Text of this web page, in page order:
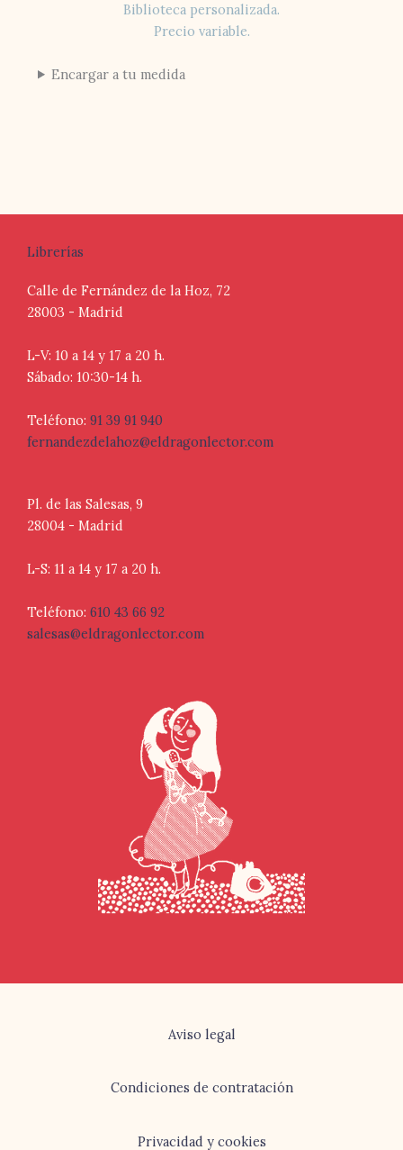
Biblioteca personalizada.
Precio variable.
Encargar a tu medida
Librerías
Calle de Fernández de la Hoz, 72
28003 - Madrid
L-V: 10 a 14 y 17 a 20 h.
Sábado: 10:30-14 h.
Teléfono: 91 39 91 940
fernandezdelahoz@eldragonlector.com
Pl. de las Salesas, 9
28004 - Madrid
L-S: 11 a 14 y 17 a 20 h.
Teléfono: 610 43 66 92
salesas@eldragonlector.com
Aviso legal
Condiciones de contratación
Privacidad y cookies